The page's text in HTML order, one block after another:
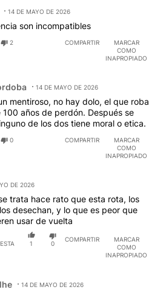
14 DE MAYO DE 2026
son incompatibles
2 COMPARTIR
MARCAR
COMO
INAPROPIADO
14 DE MAYO DE 2026
mentiroso, no hay dolo, el que roba
años de perdón. Después se
de los dos tiene moral o etica.
0 COMPARTIR
MARCAR
COMO
INAPROPIADO
DE 2026
trata hace rato que esta rota, los
desechan, y lo que es peor que
usar de vuelta
1 0
COMPARTIR
MARCAR
COMO
INAPROPIADO
14 DE MAYO DE 2026